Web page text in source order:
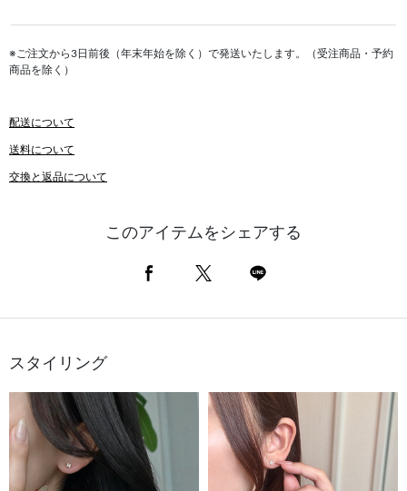
※ご注文から3日前後（年末年始を除く）で発送いたします。（受注商品・予約
商品を除く）
配送について
送料について
交換と返品について
このアイテムをシェアする
スタイリング